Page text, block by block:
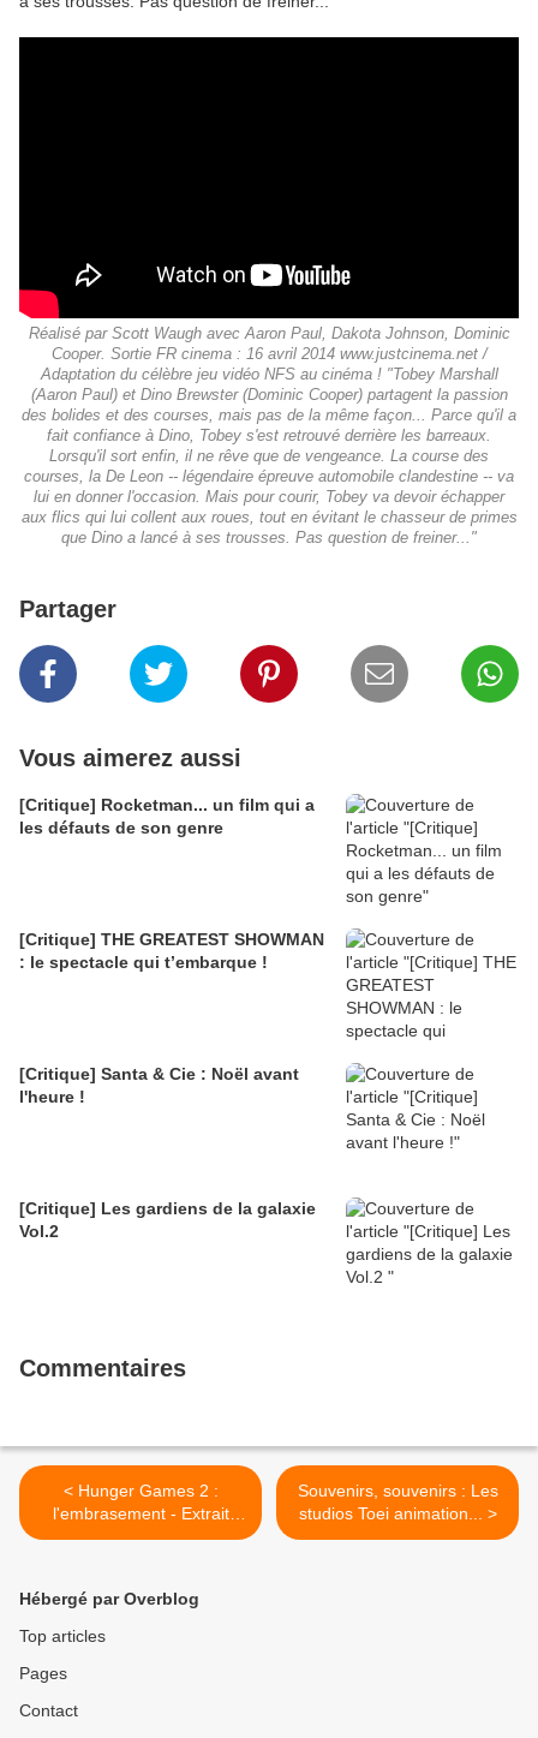
Réalisé par Scott Waugh avec Aaron Paul, Dakota Johnson, Dominic
Cooper. Sortie FR cinema : 16 avril 2014 www.justcinema.net /
Adaptation du célèbre jeu vidéo NFS au cinéma ! "Tobey Marshall
(Aaron Paul) et Dino Brewster (Dominic Cooper) partagent la passion
des bolides et des courses, mais pas de la même façon... Parce qu'il a
fait confiance à Dino, Tobey s'est retrouvé derrière les barreaux.
Lorsqu'il sort enfin, il ne rêve que de vengeance. La course des
courses, la De Leon -- légendaire épreuve automobile clandestine -- va
lui en donner l'occasion. Mais pour courir, Tobey va devoir échapper
aux flics qui lui collent aux roues, tout en évitant le chasseur de primes
que Dino a lancé à ses trousses. Pas question de freiner..."
Partager
Vous aimerez aussi
[Critique] Rocketman... un film qui a
les défauts de son genre
[Critique] THE GREATEST SHOWMAN
: le spectacle qui t’embarque !
[Critique] Santa & Cie : Noël avant
l'heure !
[Critique] Les gardiens de la galaxie
Vol.2
Commentaires
< Hunger Games 2 :
l'embrasement - Extrait
VOST "Atlas" de Coldplay
Souvenirs, souvenirs : Les
studios Toei animation... >
Hébergé par Overblog
Top articles
Pages
Contact